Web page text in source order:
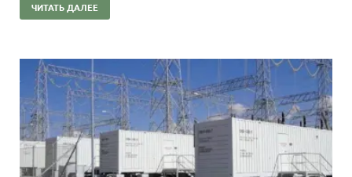
ЧИТАТЬ ДАЛЕЕ